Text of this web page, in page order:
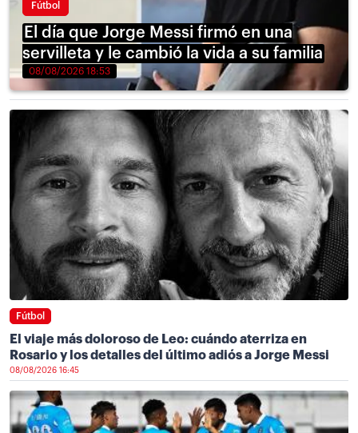
Fútbol
El día que Jorge Messi firmó en una
servilleta y le cambió la vida a su familia
08/08/2026 18:53
Fútbol
El viaje más doloroso de Leo: cuándo aterriza en
Rosario y los detalles del último adiós a Jorge Messi
08/08/2026 16:45